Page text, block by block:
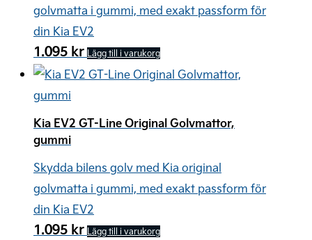
golvmatta i gummi, med exakt passform för
din Kia EV2
1.095 kr Lägg till i varukorg
Kia EV2 GT-Line Original Golvmattor,
gummi
Skydda bilens golv med Kia original
golvmatta i gummi, med exakt passform för
din Kia EV2
1.095 kr Lägg till i varukorg